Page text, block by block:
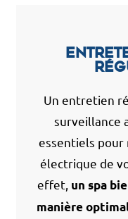
Un entretien
surveillance
essentiels pour
électrique de
effet, un spa
manière